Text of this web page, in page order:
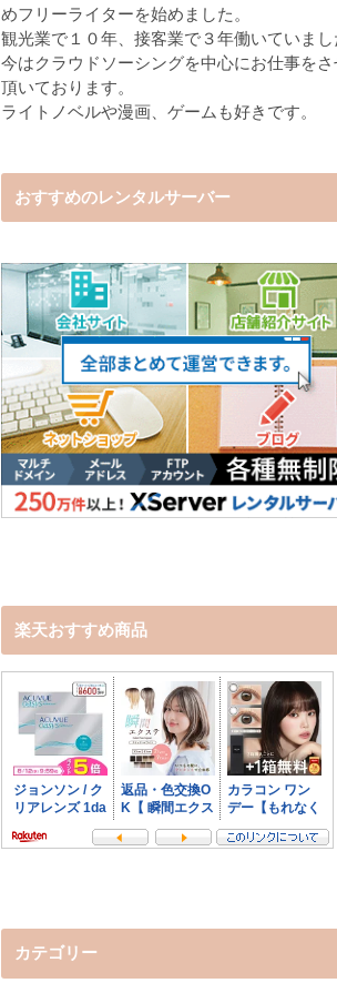
めフリーライターを始めました。
観光業で１０年、接客業で３年働いていまし
今はクラウドソーシングを中心にお仕事をさ
頂いております。
ライトノベルや漫画、ゲームも好きです。
おすすめのレンタルサーバー
楽天おすすめ商品
カテゴリー